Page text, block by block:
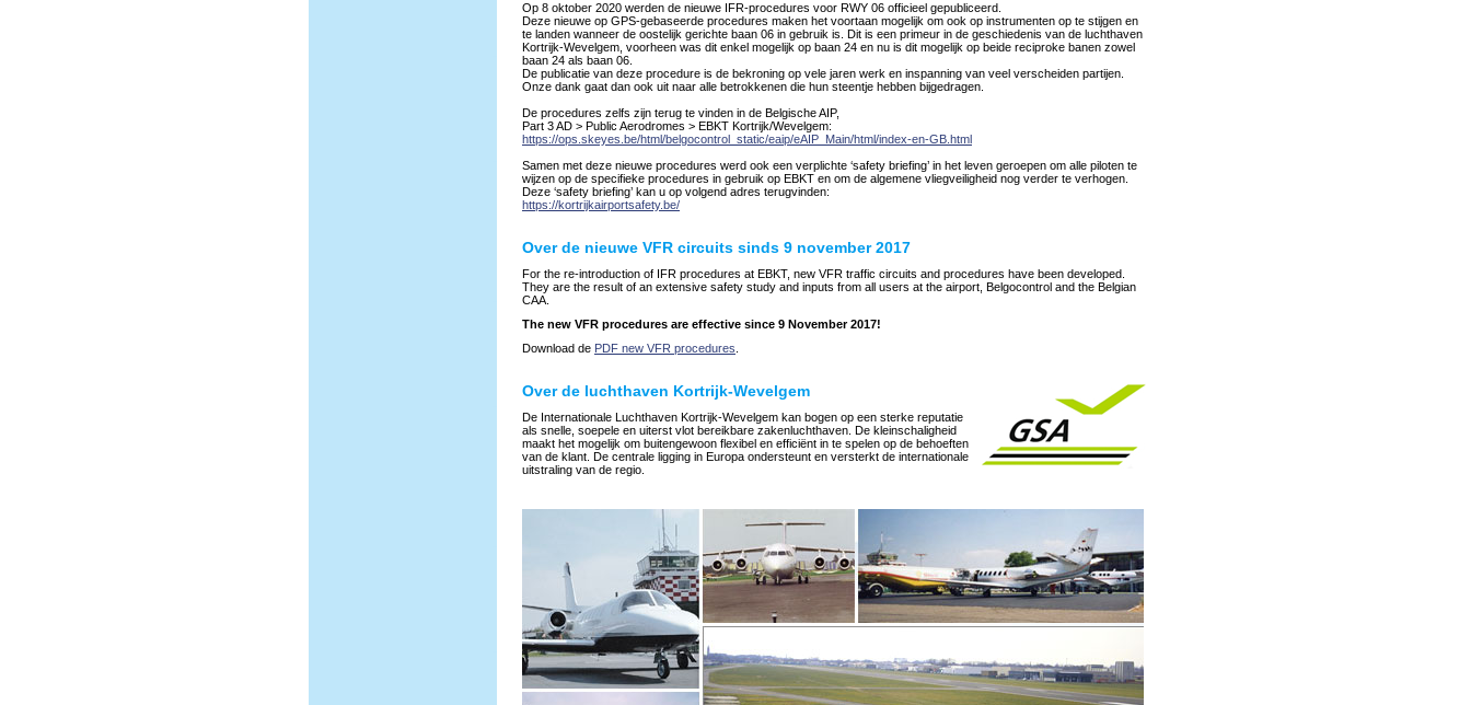
Op 8 oktober 2020 werden de nieuwe IFR-procedures voor RWY 06 officieel gepubliceerd.
Deze nieuwe op GPS-gebaseerde procedures maken het voortaan mogelijk om ook op instrumenten op te stijgen en
te landen wanneer de oostelijk gerichte baan 06 in gebruik is. Dit is een primeur in de geschiedenis van de luchthaven
Kortrijk-Wevelgem, voorheen was dit enkel mogelijk op baan 24 en nu is dit mogelijk op beide reciproke banen zowel
baan 24 als baan 06.
De publicatie van deze procedure is de bekroning op vele jaren werk en inspanning van veel verscheiden partijen.
Onze dank gaat dan ook uit naar alle betrokkenen die hun steentje hebben bijgedragen.
De procedures zelfs zijn terug te vinden in de Belgische AIP,
Part 3 AD > Public Aerodromes > EBKT Kortrijk/Wevelgem:
https://ops.skeyes.be/html/belgocontrol_static/eaip/eAIP_Main/html/index-en-GB.html
Samen met deze nieuwe procedures werd ook een verplichte ‘safety briefing’ in het leven geroepen om alle piloten te
wijzen op de specifieke procedures in gebruik op EBKT en om de algemene vliegveiligheid nog verder te verhogen.
Deze ‘safety briefing’ kan u op volgend adres terugvinden:
https://kortrijkairportsafety.be/
Over de nieuwe VFR circuits sinds 9 november 2017
For the re-introduction of IFR procedures at EBKT, new VFR traffic circuits and procedures have been developed.
They are the result of an extensive safety study and inputs from all users at the airport, Belgocontrol and the Belgian
CAA.
The new VFR procedures are effective since 9 November 2017!
Download de PDF new VFR procedures
Over de luchthaven Kortrijk-Wevelgem
De Internationale Luchthaven Kortrijk-Wevelgem kan bogen op een sterke reputatie
als snelle, soepele en uiterst vlot bereikbare zakenluchthaven. De kleinschaligheid
maakt het mogelijk om buitengewoon flexibel en efficiënt in te spelen op de behoeften
van de klant. De centrale ligging in Europa ondersteunt en versterkt de internationale
uitstraling van de regio.